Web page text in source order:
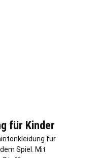
für Kinder
für
Spiel. Mit